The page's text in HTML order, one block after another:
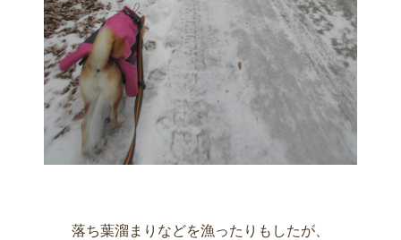
落ち葉溜まりなどを漁ったりもしたが、